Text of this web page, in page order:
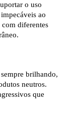
o uso
ao
diferentes
brilhando,
neutros.
que